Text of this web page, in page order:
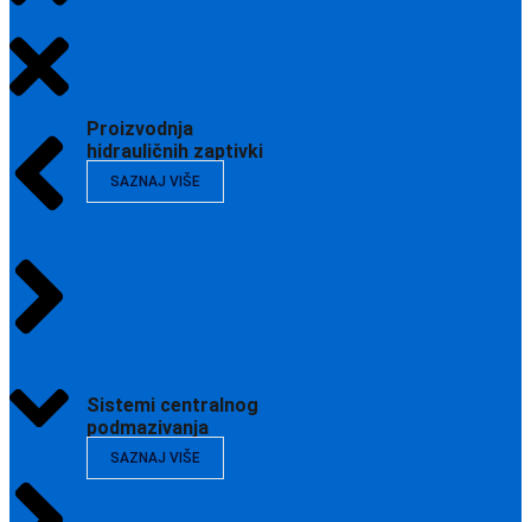
Proizvodnja
hidrauličnih zaptivki
SAZNAJ VIŠE
Sistemi centralnog
podmazivanja
SAZNAJ VIŠE